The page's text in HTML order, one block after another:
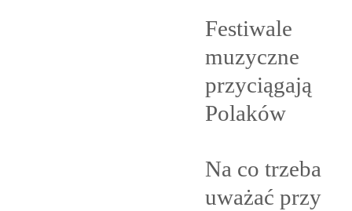
Festiwale
muzyczne
przyciągają
Polaków
Na co trzeba
uważać przy